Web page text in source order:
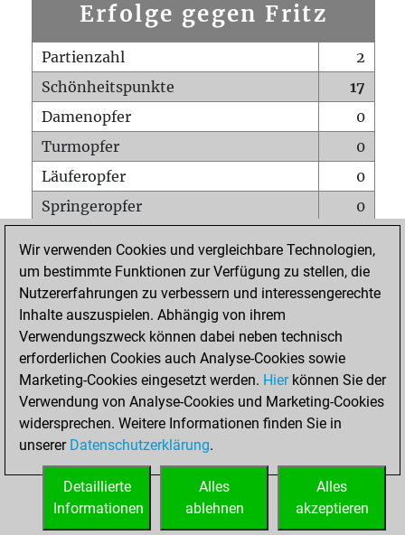
Erfolge gegen Fritz
Partienzahl
2
Schönheitspunkte
17
Damenopfer
0
Turmopfer
0
Läuferopfer
0
Springeropfer
0
Matt auf vollem Brett
0
Bauer setzt Matt
0
Erstickte Matts
Unterverwandlungen
Türme auf der siebten
0
STARTSEITE
Wir verwenden Cookies und vergleichbare Technologien,
um bestimmte Funktionen zur Verfügung zu stellen, die
Nutzererfahrungen zu verbessern und interessengerechte
Inhalte auszuspielen. Abhängig von ihrem
Verwendungszweck können dabei neben technisch
erforderlichen Cookies auch Analyse-Cookies sowie
Marketing-Cookies eingesetzt werden. Hierkönnen Sie der
Verwendung von Analyse-Cookies und Marketing-Cookies
widersprechen. Weitere Informationen finden Sie in
unserer Datenschutzerklärung.
Alles
akzeptieren
Alles
ablehnen
Detaillierte
Informationen